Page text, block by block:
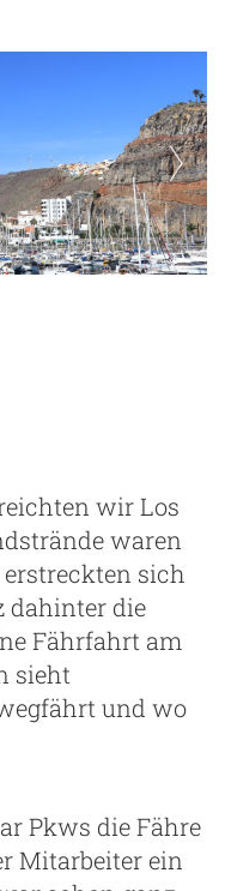
wir Los
waren
sich
dahinter die
Fährfahrt am
sieht
und wo
Pkws die Fähre
Mitarbeiter ein